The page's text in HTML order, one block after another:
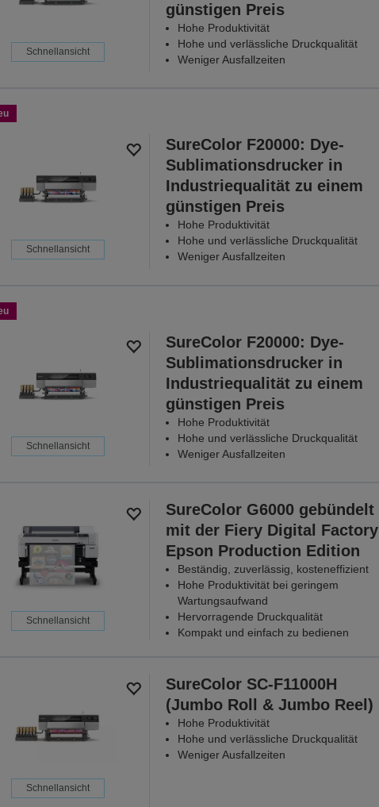
Schnellansicht
günstigen Preis
Hohe Produktivität
Hohe und verlässliche Druckqualität
Weniger Ausfallzeiten
Schnellansicht
SureColor F20000: Dye-
Sublimationsdrucker in
Industriequalität zu einem
günstigen Preis
Hohe Produktivität
Hohe und verlässliche Druckqualität
Weniger Ausfallzeiten
Schnellansicht
SureColor F20000: Dye-
Sublimationsdrucker in
Industriequalität zu einem
günstigen Preis
Hohe Produktivität
Hohe und verlässliche Druckqualität
Weniger Ausfallzeiten
Schnellansicht
SureColor G6000 gebündelt
mit der Fiery Digital Factory
Epson Production Edition
Beständig, zuverlässig, kosteneffizient
Hohe Produktivität bei geringem
Wartungsaufwand
Hervorragende Druckqualität
Kompakt und einfach zu bedienen
Schnellansicht
SureColor SC-F11000H
(Jumbo Roll & Jumbo Reel)
Hohe Produktivität
Hohe und verlässliche Druckqualität
Weniger Ausfallzeiten